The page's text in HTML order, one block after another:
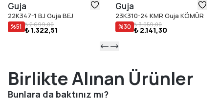
Guja
22K347-1 BJ Guja BEJ
%51 ₺ 2.699,00
₺ 1.322,51
Guja
23K310-24 KMR Guja KÖMÜR
%30 ₺ 3.059,00
₺ 2.141,30
Birlikte Alınan Ürünler
Bunlara da baktınız mı?